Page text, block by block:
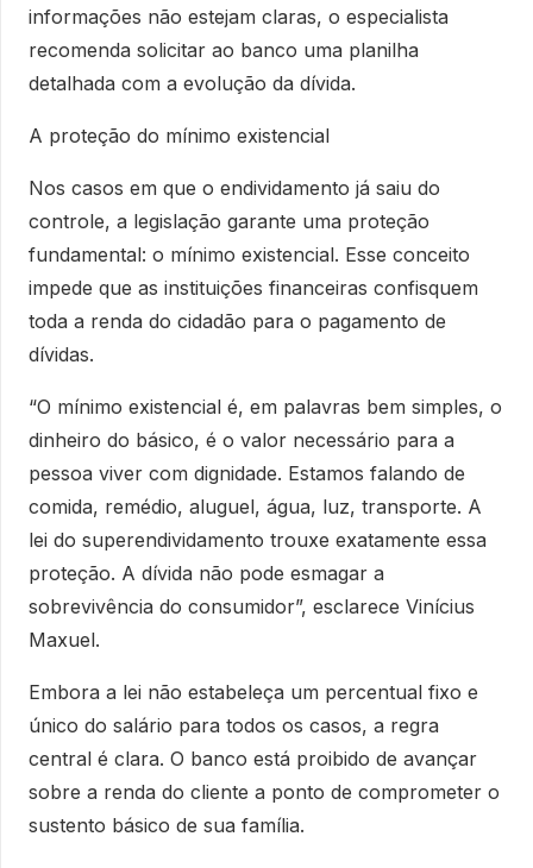
informações não estejam claras, o especialista
recomenda solicitar ao banco uma planilha
detalhada com a evolução da dívida.
A proteção do mínimo existencial
Nos casos em que o endividamento já saiu do
controle, a legislação garante uma proteção
fundamental: o mínimo existencial. Esse conceito
impede que as instituições financeiras confisquem
toda a renda do cidadão para o pagamento de
dívidas.
“O mínimo existencial é, em palavras bem simples, o
dinheiro do básico, é o valor necessário para a
pessoa viver com dignidade. Estamos falando de
comida, remédio, aluguel, água, luz, transporte. A
lei do superendividamento trouxe exatamente essa
proteção. A dívida não pode esmagar a
sobrevivência do consumidor”, esclarece Vinícius
Maxuel.
Embora a lei não estabeleça um percentual fixo e
único do salário para todos os casos, a regra
central é clara. O banco está proibido de avançar
sobre a renda do cliente a ponto de comprometer o
sustento básico de sua família.